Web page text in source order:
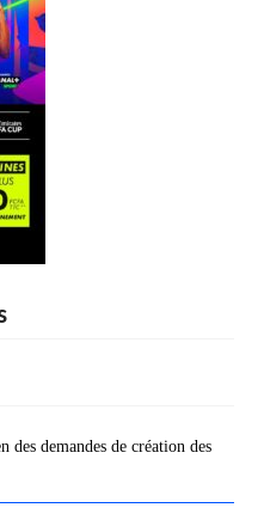
des demandes de création des